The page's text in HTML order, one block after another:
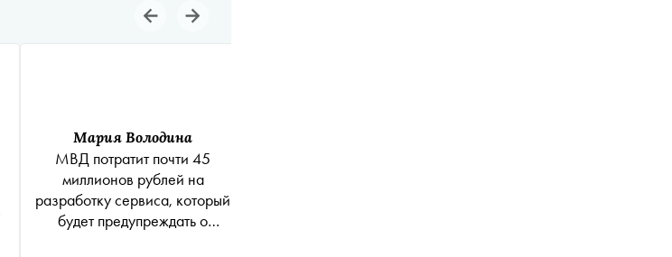
Мария Володина
МВД потратит почти 45
миллионов рублей на
разработку сервиса, который
будет предупреждать о